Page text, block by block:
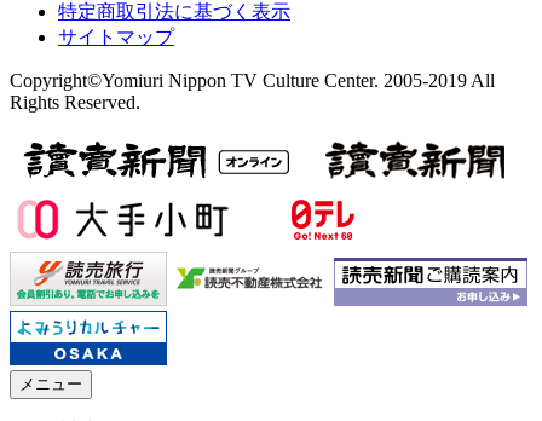
特定商取引法に基づく表示
サイトマップ
Copyright©Yomiuri Nippon TV Culture Center. 2005-2019 All
Rights Reserved.
メニュー